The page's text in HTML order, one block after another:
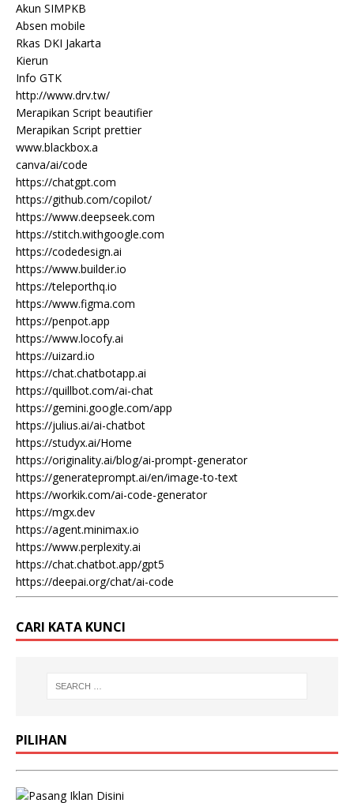
Akun SIMPKB
Absen mobile
Rkas DKI Jakarta
Kierun
Info GTK
http://www.drv.tw/
Merapikan Script beautifier
Merapikan Script prettier
www.blackbox.a
canva/ai/code
https://chatgpt.com
https://github.com/copilot/
https://www.deepseek.com
https://stitch.withgoogle.com
https://codedesign.ai
https://www.builder.io
https://teleporthq.io
https://www.figma.com
https://penpot.app
https://www.locofy.ai
https://uizard.io
https://chat.chatbotapp.ai
https://quillbot.com/ai-chat
https://gemini.google.com/app
https://julius.ai/ai-chatbot
https://studyx.ai/Home
https://originality.ai/blog/ai-prompt-generator
https://generateprompt.ai/en/image-to-text
https://workik.com/ai-code-generator
https://mgx.dev
https://agent.minimax.io
https://www.perplexity.ai
https://chat.chatbot.app/gpt5
https://deepai.org/chat/ai-code
CARI KATA KUNCI
PILIHAN